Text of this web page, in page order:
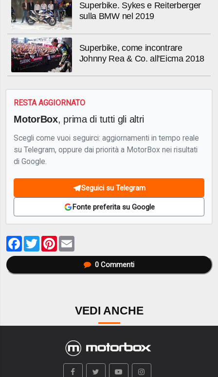
Superbike. Sykes e Reiterberger
sulla BMW nel 2019
Superbike, come incontrare
Johnny Rea & Co. all'Eicma 2018
RESTA AGGIORNATO
MotorBox, prima di tutti gli altri
Scegli come vuoi seguirci: aggiornamenti in tempo reale
su Telegram, oppure dai priorità a MotorBox nei risultati
di Google.
Seguici su Telegram
Fonte preferita su Google
Facebook
TwitterPinterest
0Commenti
VEDI ANCHE